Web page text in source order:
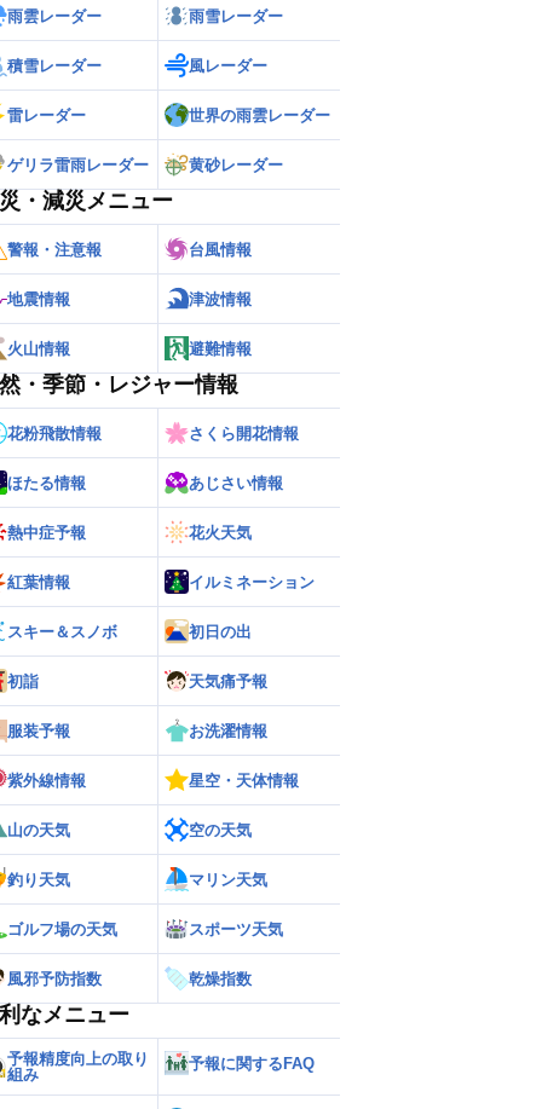
雨雲レーダー 雨雪レーダー
積雪レーダー 風レーダー
雷レーダー 世界の雨雲レーダー
ゲリラ雷雨レーダー 黄砂レーダー
・減災メニュー
警報・注意報 台風情報
地震情報 津波情報
火山情報 避難情報
・季節・レジャー情報
花粉飛散情報 さくら開花情報
ほたる情報 あじさい情報
熱中症予報 花火天気
紅葉情報 イルミネーション
スキー＆スノボ 初日の出
初詣 天気痛予報
服装予報 お洗濯情報
紫外線情報 星空・天体情報
山の天気 空の天気
釣り天気 マリン天気
ゴルフ場の天気 スポーツ天気
風邪予防指数 乾燥指数
なメニュー
予報精度向上の取り
組み
予報に関するFAQ